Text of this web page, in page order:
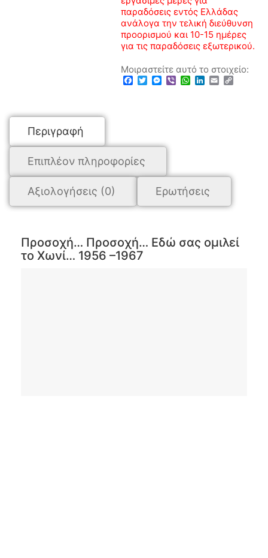
παραδόσεις εντός Ελλάδας
ανάλογα την τελική διεύθυνση
προορισμού και 10-15 ημέρες
για τις παραδόσεις εξωτερικού.
Μοιραστείτε αυτό το στοιχείο:
Facebook
TwitterMessenger
ViberWhatsApp
LinkedIn
Email
Περιγραφή
Επιπλέον πληροφορίες
Αξιολογήσεις (0) Ερωτήσεις
Προσοχή… Προσοχή… Εδώ σας ομιλεί
το Χωνί… 1956 –1967